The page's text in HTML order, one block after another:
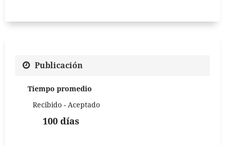
Publicación
Tiempo promedio
Recibido - Aceptado
100 días